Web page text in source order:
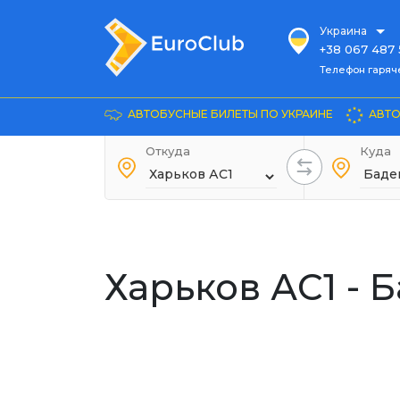
Украина
+38 067 487
Телефон гарячей
Довідка
+38 044 486
+38 067 240
+38 093 153
Телефон
АВТОБУСНЫЕ БИЛЕТЫ ПО УКРАИНЕ
Откуда Куда
Харьков АС1 -